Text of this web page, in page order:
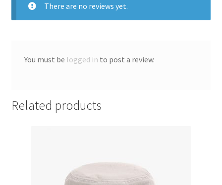
There are no reviews yet.
You must be logged in to post a review.
Related products